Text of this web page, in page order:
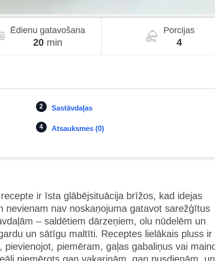
Ēdienu gatavošana
20min
Porcijas
4
Sastāvdaļas
Atsauksmes (0)
ir īsta glābējsituācija brīžos, kad idejas
nevienam nav noskaņojuma gatavot sarežģītus
– saldētiem dārzeņiem, olu nūdelēm un
un sātīgu maltīti. Receptes lielākais pluss ir
piemēram, gaļas gabaliņus vai